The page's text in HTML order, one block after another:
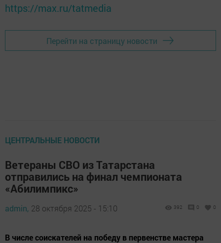
https://max.ru/tatmedia
Перейти на страницу новости
ЦЕНТРАЛЬНЫЕ НОВОСТИ
Ветераны СВО из Татарстана
отправились на финал чемпионата
«Абилимпикс»
admin, 28 октября 2025 - 15:10 392 0 0
В числе соискателей на победу в первенстве мастера